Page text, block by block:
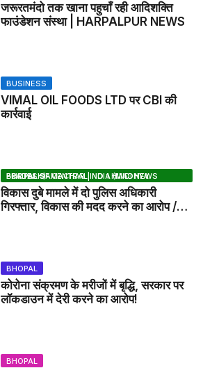
जरूरतमंदो तक खाना पहुचाँ रही आदिशक्ति
फाउंडेशन संस्था | HARPALPUR NEWS
BUSINESS
VIMAL OIL FOODS LTD पर CBI की
कार्रवाई
BHOPAL SAMACHAR | NO 1 HINDI NEWS PORTAL OF CENTRAL INDIA (MADHYA PRADESH)
विकास दुबे मामले में दो पुलिस अधिकारी
गिरफ्तार, विकास की मदद करने का आरोप /
BHOPAL
कोरोना संक्रमण के मरीजों में बृद्धि, सरकार पर
लॉकडाउन में देरी करने का आरोप!
BHOPAL